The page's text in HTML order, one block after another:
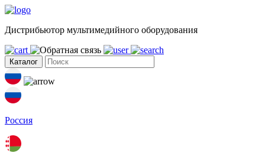
Дистрибьютор мультимедийного оборудования
Каталог
Россия